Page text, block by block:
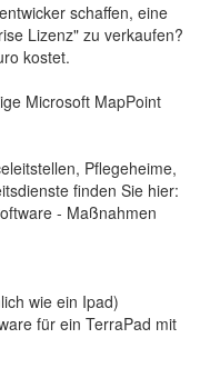
schaffen, eine
Lizenz" zu verkaufen?
kostet.
Microsoft MapPoint
Pflegeheime,
finden Sie hier:
- Maßnahmen
wie ein Ipad)
für ein TerraPad mit